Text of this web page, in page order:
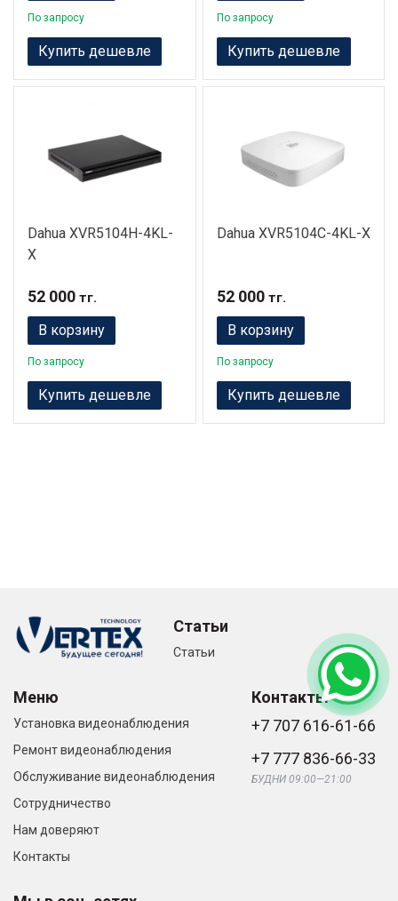
По запросу
Купить дешевле
По запросу
Купить дешевле
Dahua XVR5104H-4KL-
X
52 000 тг.
В корзину
По запросу
Купить дешевле
Dahua XVR5104C-4KL-X
52 000тг.
В корзину
По запросу
Купить дешевле
Статьи
Статьи
Меню
Установка видеонаблюдения
Ремонт видеонаблюдения
Обслуживание видеонаблюдения
Сотрудничество
Нам доверяют
Контакты
Контакты
+7 707 616-61-66
+7 777 836-66-33
БУДНИ 09:00—21:00